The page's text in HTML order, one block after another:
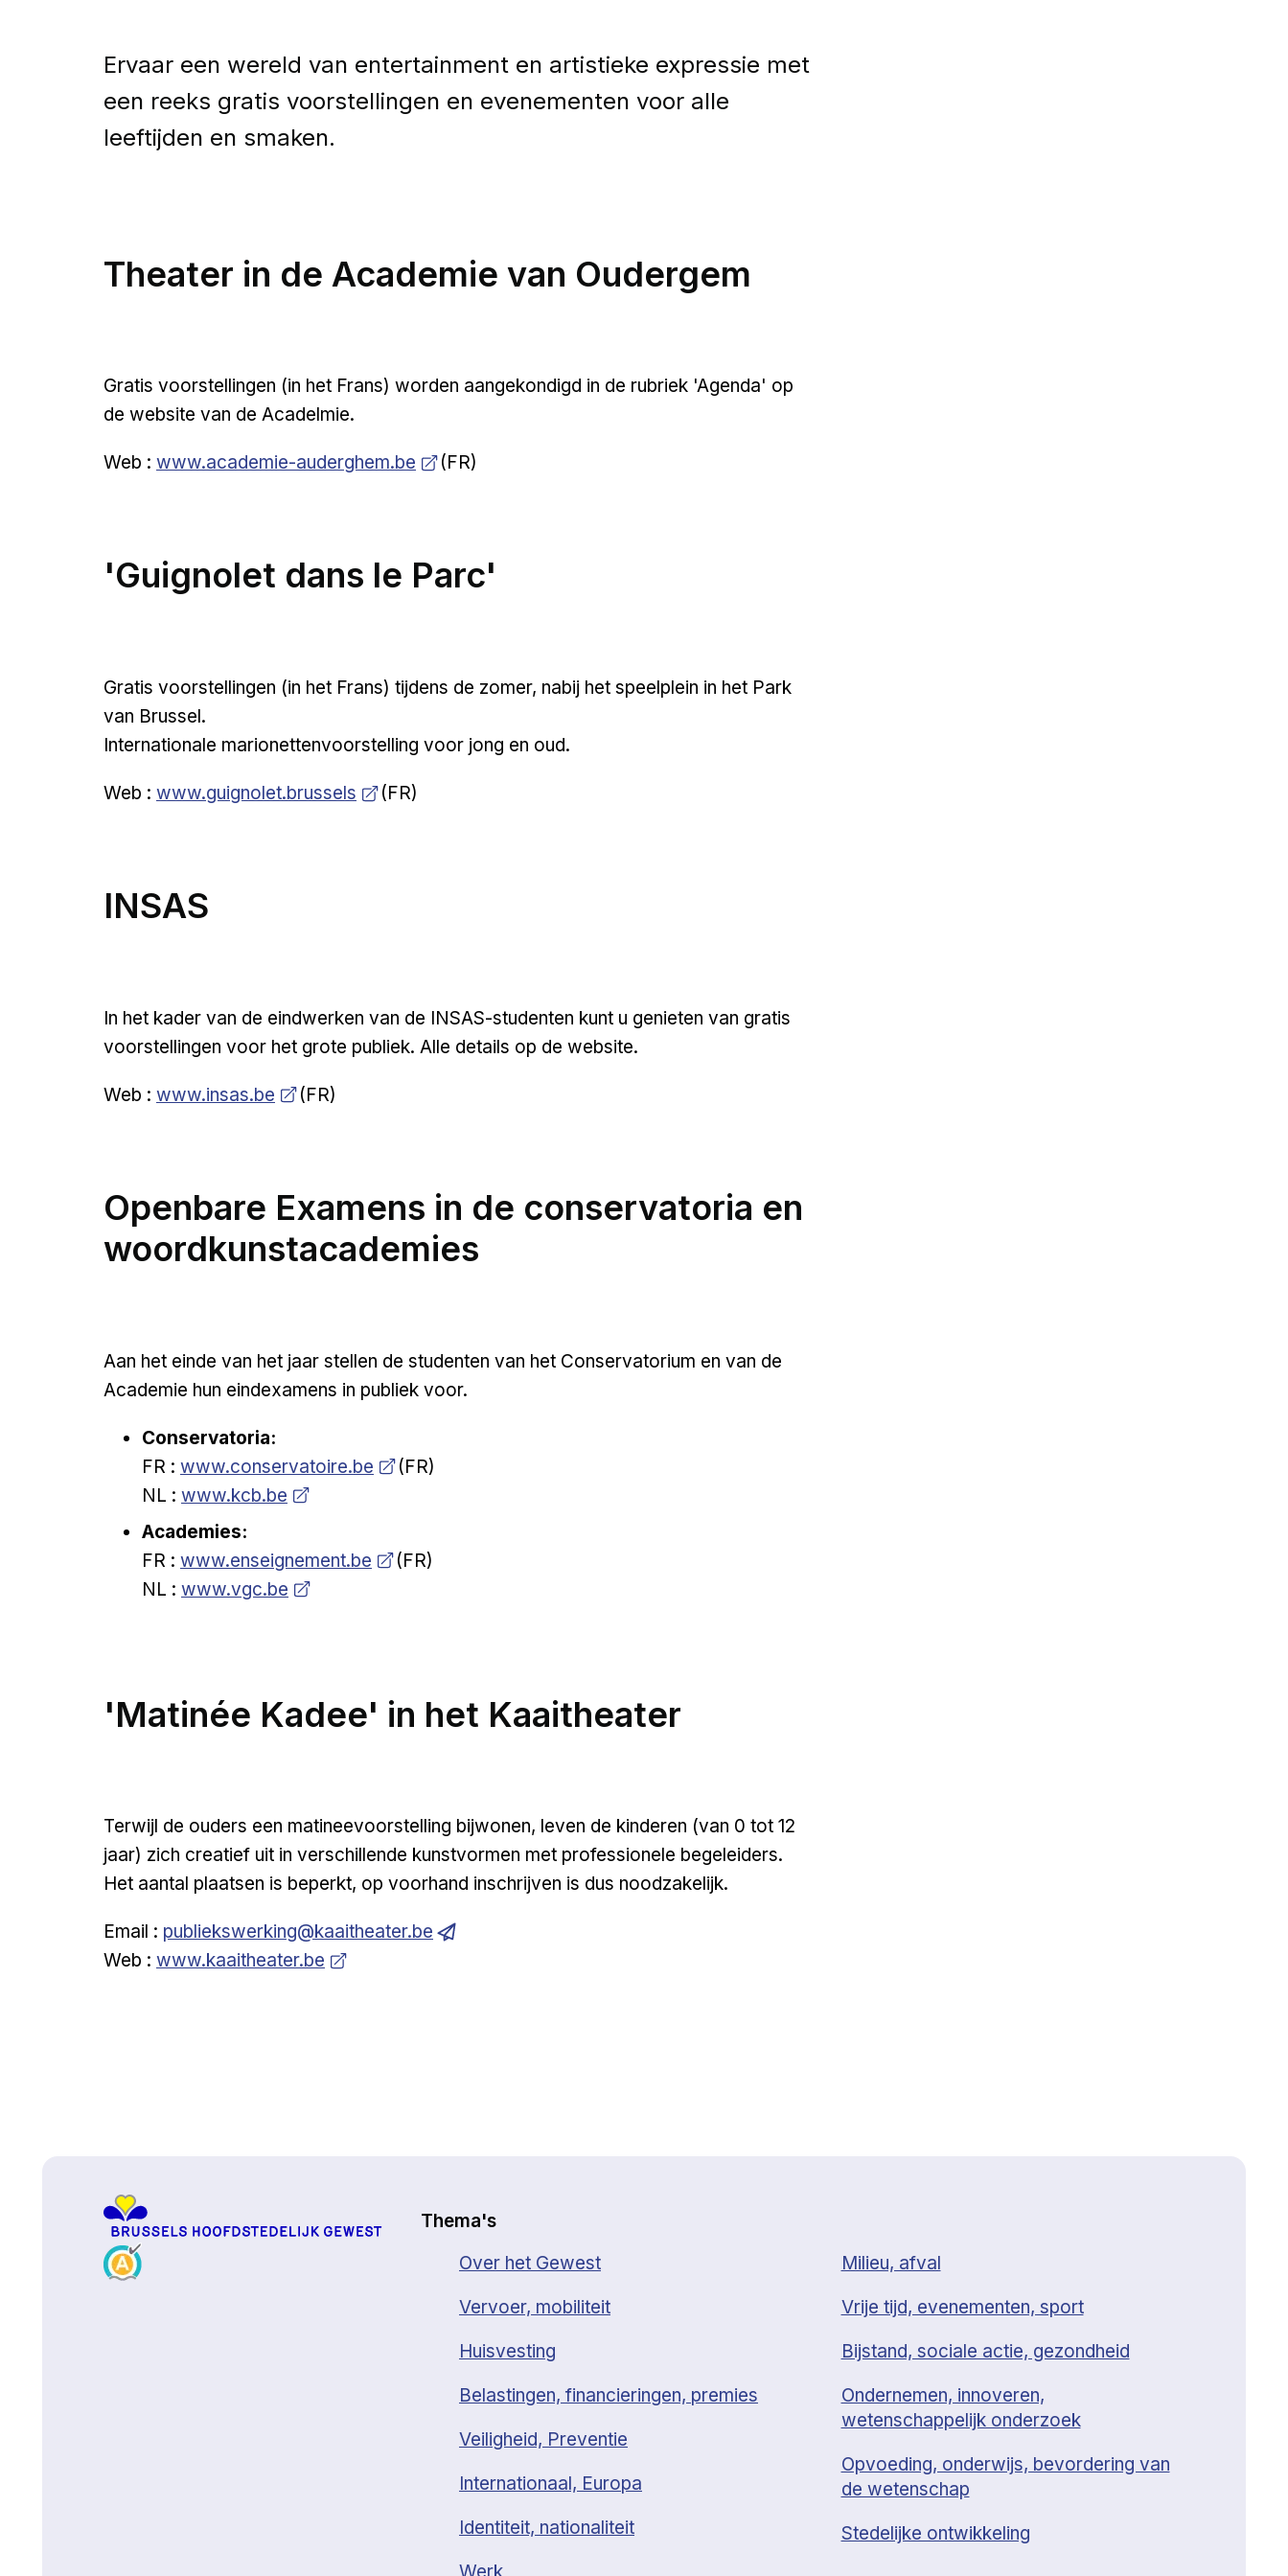
Ervaar een wereld van entertainment en artistieke expressie met
een reeks gratis voorstellingen en evenementen voor alle
leeftijden en smaken.
Theater in de Academie van Oudergem
Gratis voorstellingen (in het Frans) worden aangekondigd in de rubriek 'Agenda' op
de website van de Acadelmie.
Web : Open a new venster
www.academie-auderghem.be (FR)
'Guignolet dans le Parc'
Gratis voorstellingen (in het Frans) tijdens de zomer, nabij het speelplein in het Park
van Brussel.
Internationale marionettenvoorstelling voor jong en oud.
Web : Open a new venster
www.guignolet.brussels (FR)
INSAS
In het kader van de eindwerken van de INSAS-studenten kunt u genieten van gratis
voorstellingen voor het grote publiek. Alle details op de website.
Web : Open a new venster
www.insas.be (FR)
Openbare Examens in de conservatoria en
woordkunstacademies
Aan het einde van het jaar stellen de studenten van het Conservatorium en van de
Academie hun eindexamens in publiek voor.
Conservatoria:
FR : Open a new venster
www.conservatoire.be
(FR)
NL : Open a new venster
www.kcb.be
Academies:
FR : Open a new venster
www.enseignement.be
(FR)
NL : Open a new venster
www.vgc.be
'Matinée Kadee' in het Kaaitheater
Terwijl de ouders een matineevoorstelling bijwonen, leven de kinderen (van 0 tot 12
jaar) zich creatief uit in verschillende kunstvormen met professionele begeleiders.
Het aantal plaatsen is beperkt, op voorhand inschrijven is dus noodzakelijk.
Email : publiekswerking@kaaitheater.be
Web : Open a new venster
www.kaaitheater.be
Thema's
Over het Gewest
Vervoer, mobiliteit
Huisvesting
Belastingen, financieringen, premies
Veiligheid, Preventie
Internationaal, Europa
Identiteit, nationaliteit
Milieu, afval
Vrije tijd, evenementen, sport
Bijstand, sociale actie, gezondheid
Ondernemen, innoveren,
wetenschappelijk onderzoek
Opvoeding, onderwijs, bevordering van
de wetenschap
Stedelijke ontwikkeling